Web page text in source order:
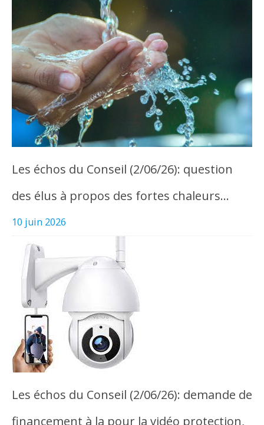
Les échos du Conseil (2/06/26): question
des élus à propos des fortes chaleurs…
10 juin 2026
Les échos du Conseil (2/06/26): demande de
financement à la pour la vidéo protection,